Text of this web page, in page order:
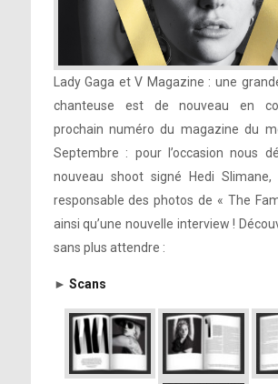
Lady Gaga et V Magazine : une
chanteuse est de nouveau en
prochain numéro du magazine du
Septembre : pour l’occasion nous
nouveau shoot signé Hedi Slimane,
responsable des photos de « The
ainsi qu’une nouvelle interview !
sans plus attendre :
► Scans